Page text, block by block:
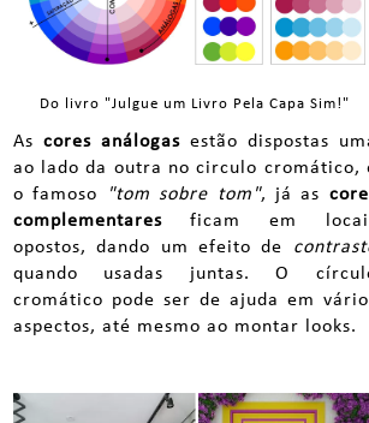
Do livro "Julgue um Livro Pela Capa Sim!"
As cores análogasestão dispostas
ao lado da outra no circulo cromático,
o famoso
"tom sobre tom", já as
complementaresficam em
opostos, dando um efeito de
quando usadas juntas. O
cromático pode ser de ajuda em
aspectos, até mesmo ao montar looks.